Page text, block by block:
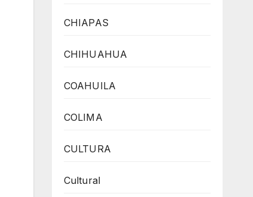
CHIAPAS
CHIHUAHUA
COAHUILA
COLIMA
CULTURA
Cultural